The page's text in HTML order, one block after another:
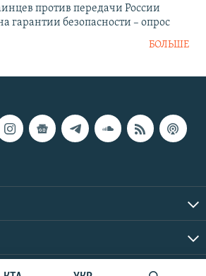
против передачи России
гарантии безопасности – опрос
БОЛЬШЕ